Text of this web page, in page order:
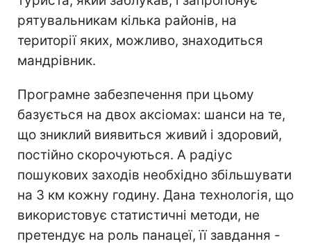
рятувальникам кілька районів, на
території яких, можливо, знаходиться
мандрівник.
Програмне забезпечення при цьому
базується на двох аксіомах: шанси на те,
що зниклий виявиться живий і здоровий,
постійно скорочуються. А радіус
пошукових заходів необхідно збільшувати
на 3 км кожну годину. Дана технологія, що
використовує статистичні методи, не
претендує на роль панацеї, її завдання -